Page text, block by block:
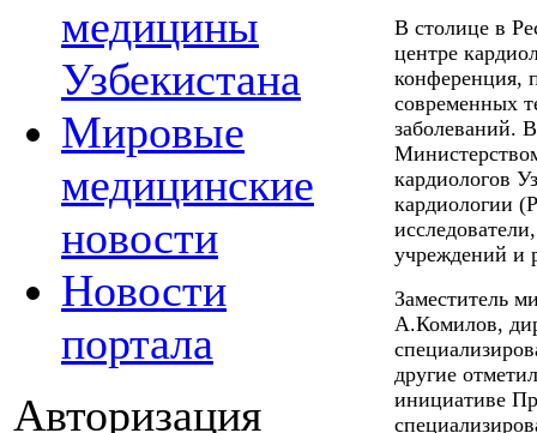
медицины
Узбекистана
Мировые
медицинские
новости
Новости
портала
Авторизация
В столице в
центре
конференция,
современных
заболеваний.
кардиологов
кардиологии
учреждений и
Заместитель
А.Комилов,
другие
инициативе